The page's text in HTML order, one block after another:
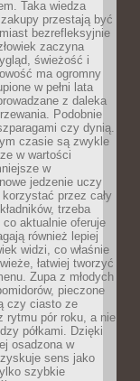
Taka wiedza
przestają być
bezrefleksyjnie
zaczyna
świeżość i
ma ogromny
w pełni lata
z daleka
Podobnie
czy dynią.
czasie są zwykle
w wartości
w
jedzenie uczy
przez cały
trzeba
co aktualnie oferuje
również lepiej
widzi, co właśnie
łatwiej tworzyć
Zupa z młodych
pieczone
czy ciasto ze
rytmu pór roku, a nie
półkami. Dzięki
osadzona w
sens jako
szybkie